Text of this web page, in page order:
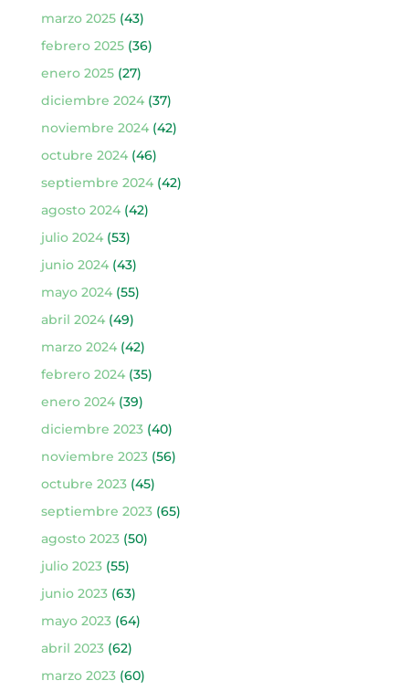
marzo 2025(43)
febrero 2025(36)
enero 2025(27)
diciembre 2024(37)
noviembre 2024(42)
octubre 2024(46)
septiembre 2024(42)
agosto 2024(42)
julio 2024(53)
junio 2024(43)
mayo 2024(55)
abril 2024(49)
marzo 2024(42)
febrero 2024(35)
enero 2024(39)
diciembre 2023(40)
noviembre 2023(56)
octubre 2023(45)
septiembre 2023(65)
agosto 2023(50)
julio 2023(55)
junio 2023(63)
mayo 2023(64)
abril 2023(62)
marzo 2023(60)